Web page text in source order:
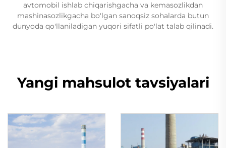
avtomobil ishlab chiqarishgacha va kemasozlikdan
mashinasozlikgacha bo'lgan sanoqsiz sohalarda butun
dunyoda qo'llaniladigan yuqori sifatli po'lat talab qilinadi.
Yangi mahsulot tavsiyalari